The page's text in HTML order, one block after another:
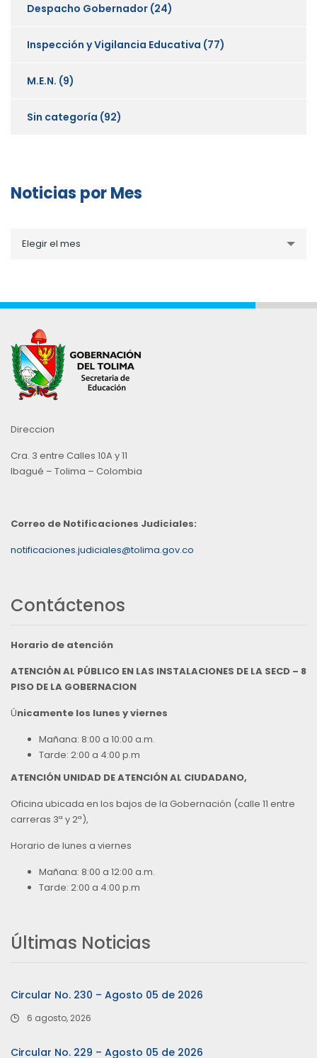
Despacho Gobernador (24)
Inspección y Vigilancia Educativa (77)
M.E.N. (9)
Sin categoría (92)
Noticias por Mes
porElegir el mes
Direccion
Cra. 3 entre Calles 10A y 11
Ibagué – Tolima – Colombia
Correo de Notificaciones Judiciales:
notificaciones.judiciales@tolima.gov.co
Contáctenos
Horario de atención
ATENCIÓN AL PÚBLICO EN LAS INSTALACIONES DE LA SECD – 8
PISO DE LA GOBERNACION
Únicamente los lunes y viernes
Mañana: 8:00 a 10:00 a.m.
Tarde: 2:00 a 4:00 p.m
ATENCIÓN UNIDAD DE ATENCIÓN AL CIUDADANO,
Oficina ubicada en los bajos de la Gobernación (calle 11 entre
carreras 3ª y 2ª),
Horario de lunes a viernes
Mañana: 8:00 a 12:00 a.m.
Tarde: 2:00 a 4:00 p.m
Últimas Noticias
Circular No. 230 – Agosto 05 de 2026
6 agosto, 2026
Circular No. 229 – Agosto 05 de 2026